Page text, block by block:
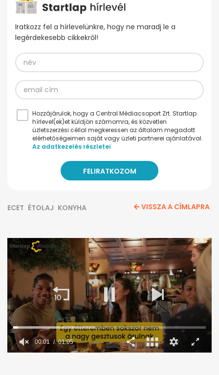
Iratkozz fel a hírlevelünkre, hogy ne maradj le a
legérdekesebb cikkekről!
Hozzájárulok, hogy a Central Médiacsoport Zrt. Startlap
hírlevel(ek)et küldjön számomra, és közvetlen
üzletszerzési céllal megkeressen az általam megadott
elérhetőségeimen saját vagy üzleti partnerei ajánlatával.
Az adatkezelés részletei
ECET ÉTOLAJ KONYHA VISSZA A CÍMLAPRA